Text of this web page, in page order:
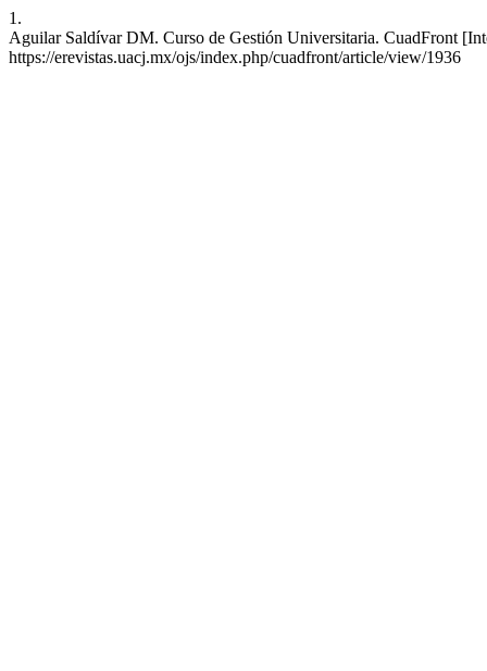
1.
Aguilar Saldívar DM. Curso de Gestión Universitaria. CuadFront
https://erevistas.uacj.mx/ojs/index.php/cuadfront/article/view/1936